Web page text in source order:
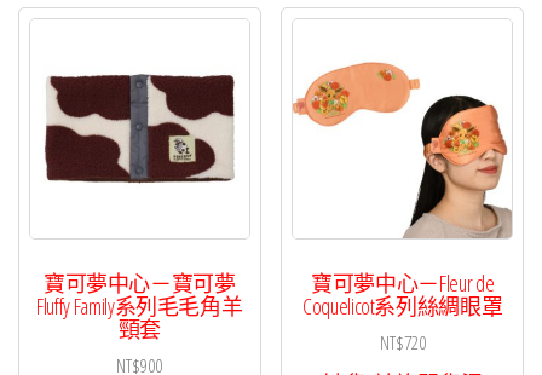
寶可夢中心－寶可夢
Fluffy Family系列毛毛角羊
頸套
NT$900
寶可夢中心－Fleur de
Coquelicot系列絲綢眼罩
NT$720